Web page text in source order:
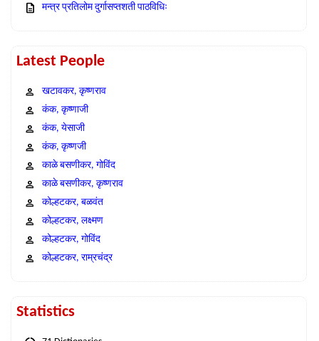
मन्त्र प्रतिलोम दुर्गासप्तशती पाठविधिः
Latest People
खटावकर, कृष्णराव
कंक, कृष्णाजी
कंक, येसाजी
कंक, कृष्णजी
काळे बसणीकर, गोविंद
काळे बसणीकर, कृष्णराव
कोल्हटकर, बळवंत
कोल्हटकर, लक्ष्मण
कोल्हटकर, गोविंद
कोल्हटकर, राम्रचंद्र
Statistics